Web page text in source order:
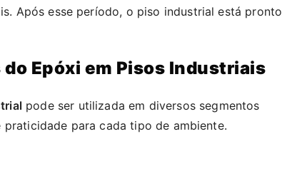
Após esse período, o piso industrial está pronto
Epóxi em Pisos Industriais
pode ser utilizada em diversos segmentos
para cada tipo de ambiente.